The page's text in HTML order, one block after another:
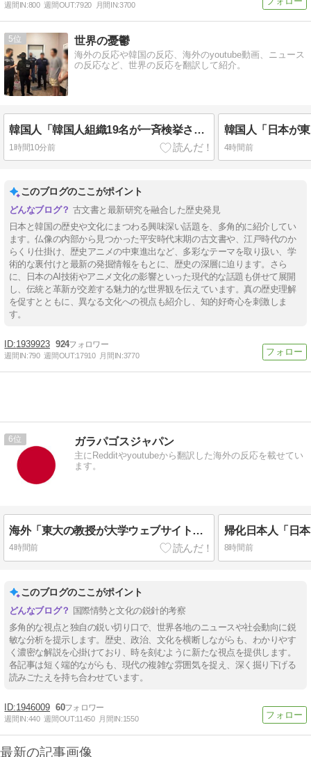
週間IN:800 週間OUT:7920 月間IN:3700
5 世界の憂鬱
海外の反応や韓国の反応、海外のyoutube動画、ニュース
の反応など、世界の反応を翻訳して紹介。
韓国人「韓国人組織19名が一斉検挙される！カンボジアからカザフスタンへ拠点を移して詐欺活動を続けたされた犯罪グループの末路がこちらです」
1時間10分前 4時間前
このブログのここがポイント
古文書と最新研究を融合した歴史発見
日本と韓国の歴史や文化にまつわる興味深い話題を、多角的に紹介してい
ます。仏像の内部から見つかった平安時代末期の古文書や、江戸時代のか
らくり仕掛け、歴史アニメの中東進出など、多彩なテーマを取り扱い、学
術的な裏付けと最新の発掘情報をもとに、歴史の深層に迫ります。さら
に、日本のAI技術やアニメ文化の影響といった現代的な話題も併せて展開
し、伝統と革新が交差する魅力的な世界観を伝えています。真の歴史理解
を促すとともに、異なる文化への視点も紹介し、知的好奇心を刺激しま
す。
1939923 924
週間IN:790 週間OUT:17910 月間IN:3770
6 ガラパゴスジャパン
主にRedditやyoutubeから翻訳した海外の反応を載せてい
ます。
海外「東大の教授が大学ウェブサイトのコードに『六四天安門』を埋め込んで懲戒処分www」
4時間前 8時間前
このブログのここがポイント
国際情勢と文化の鋭針的考察
多角的な視点と独自の鋭い切り口で、世界各地のニュースや社会動向に鋭
敏な分析を提示します。歴史、政治、文化を横断しながらも、わかりやす
く濃密な解説を心掛けており、時を刻むように新たな視点を提供します。
各記事は短く端的ながらも、現代の複雑な雰囲気を捉え、深く掘り下げる
読みごたえを持ち合わせています。
1946009 60
週間IN:440 週間OUT:11450 月間IN:1550
最新の記事画像